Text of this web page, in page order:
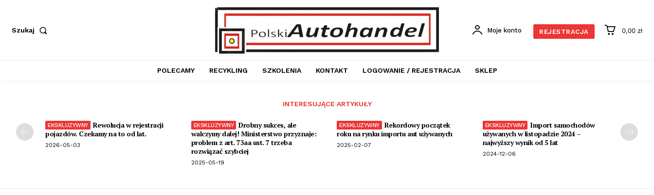
Szukaj Moje konto REJESTRACJA 0,00 zł
POLECAMY RECYKLING SZKOLENIA KONTAKT LOGOWANIE / REJESTRACJA SKLEP
INTERESUJĄCE ARTYKUŁY
Rewolucja w rejestracji
pojazdów. Czekamy na to od lat.
2026-05-03
Drobny sukces, ale
walczymy dalej! Ministerstwo przyznaje:
problem z art. 73aa ust. 7 trzeba
rozwiązać szybciej
2025-05-19
Rekordowy początek
roku na rynku importu aut używanych
2025-02-07
Import samochodów
używanych w listopadzie 2024 –
najwyższy wynik od 5 lat
2024-12-06